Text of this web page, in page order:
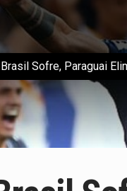
Sofre, Paraguai